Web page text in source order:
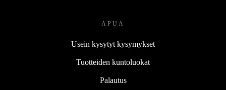
APUA
Usein kysytyt kysymykset
Tuotteiden kuntoluokat
Palautus